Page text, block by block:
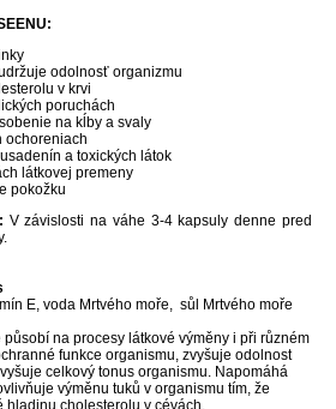
odolnosť organizmu
v krvi
poruchách
na kĺby a svaly
ochoreniach
a toxických látok
látkovej premeny
pokožku
V závislosti na váhe 3-4 kapsuly denne pred
E, voda Mrtvého moře, sůl Mrtvého moře
na procesy látkové výměny i při různém
funkce organismu, zvyšuje odolnost
celkový tonus organismu. Napomáhá
výměnu tuků v organismu tím, že
hladinu cholesterolu v cévách.